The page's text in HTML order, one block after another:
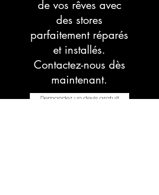
de vos rêves avec
des stores
parfaitement réparés
et installés.
Contactez-nous dès
maintenant.
Demandez un devis gratuit